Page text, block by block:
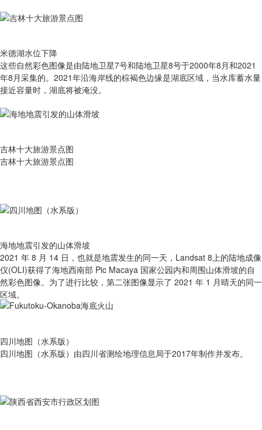
米德湖水位下降
这些自然彩色图像是由陆地卫星7号和陆地卫星8号于2000年8月和2021
年8月采集的。2021年沿海岸线的棕褐色边缘是湖底区域，当水库蓄水量
接近容量时，湖底将被淹没。
吉林十大旅游景点图
吉林十大旅游景点图
海地地震引发的山体滑坡
2021 年 8 月 14 日，也就是地震发生的同一天，Landsat 8上的陆地成像
仪(OLI)获得了海地西南部 Pic Macaya 国家公园内和周围山体滑坡的自
然彩色图像。为了进行比较，第二张图像显示了 2021 年 1 月晴天的同一
区域。
四川地图（水系版）
四川地图（水系版）由四川省测绘地理信息局于2017年制作并发布。